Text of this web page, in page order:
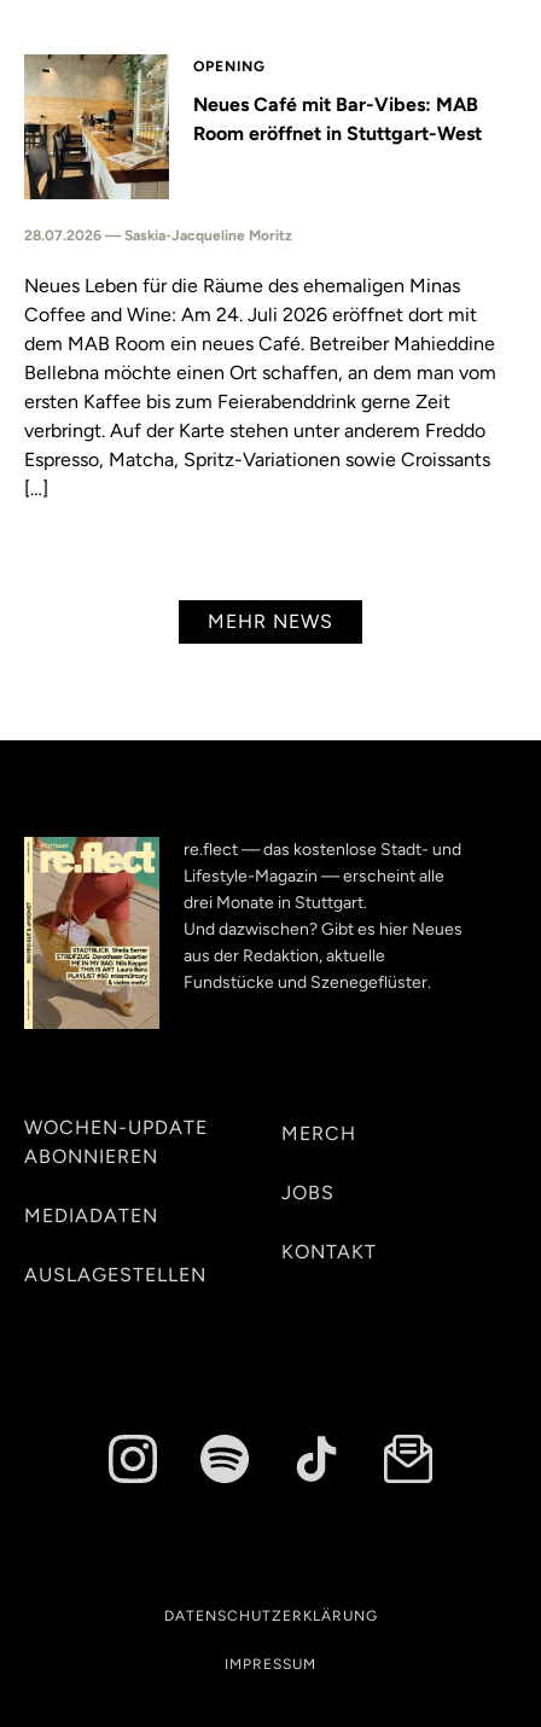
OPENING
Neues Café mit Bar-Vibes: MAB
Room eröffnet in Stuttgart-West
28.07.2026 — Saskia-Jacqueline Moritz
Neues Leben für die Räume des ehemaligen Minas
Coffee and Wine: Am 24. Juli 2026 eröffnet dort mit
dem MAB Room ein neues Café. Betreiber Mahieddine
Bellebna möchte einen Ort schaffen, an dem man vom
ersten Kaffee bis zum Feierabenddrink gerne Zeit
verbringt. Auf der Karte stehen unter anderem Freddo
Espresso, Matcha, Spritz-Variationen sowie Croissants
[…]
MEHR NEWS
re.flect — das kostenlose Stadt- und
Lifestyle-Magazin — erscheint alle
drei Monate in Stuttgart.
Und dazwischen? Gibt es hier Neues
aus der Redaktion, aktuelle
Fundstücke und Szenegeflüster.
WOCHEN-UPDATE
ABONNIEREN
MEDIADATEN
AUSLAGESTELLEN
MERCH
JOBS
KONTAKT
DATENSCHUTZERKLÄRUNG
IMPRESSUM